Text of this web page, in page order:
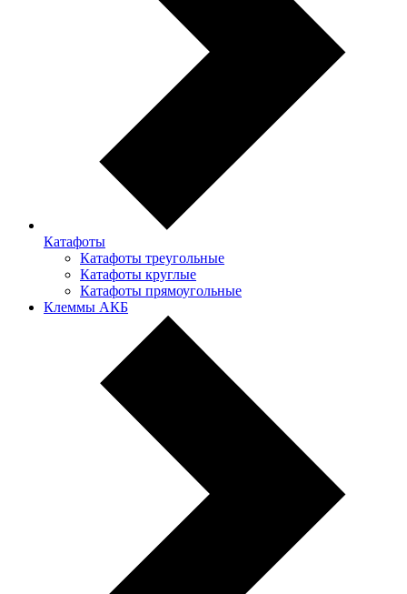
Катафоты
Катафоты треугольные
Катафоты круглые
Катафоты прямоугольные
Клеммы АКБ